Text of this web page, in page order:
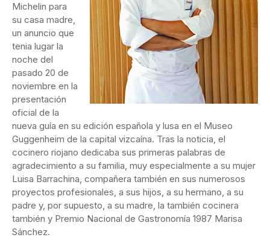
Michelin para
su casa madre,
un anuncio que
tenia lugar la
noche del
pasado 20 de
noviembre en la
presentación
oficial de la
nueva guía en su edición española y lusa en el Museo
Guggenheim de la capital vizcaína. Tras la noticia, el
cocinero riojano dedicaba sus primeras palabras de
agradecimiento a su familia, muy especialmente a su mujer
Luisa Barrachina, compañera también en sus numerosos
proyectos profesionales, a sus hijos, a su hermano, a su
padre y, por supuesto, a su madre, la también cocinera
también y Premio Nacional de Gastronomía 1987 Marisa
Sánchez.